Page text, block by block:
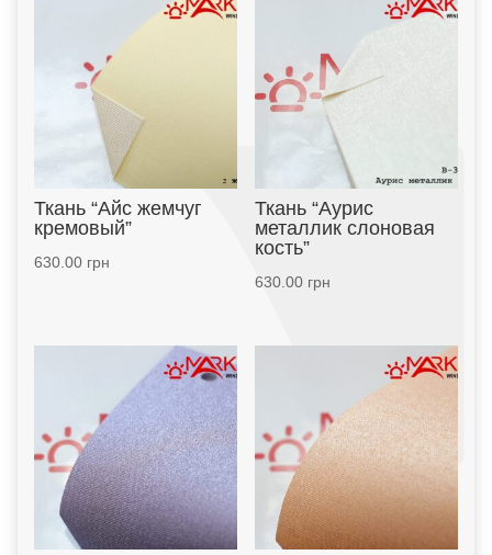
Ткань “Айс жемчуг
кремовый”
630.00грн
Ткань “Аурис
металлик слоновая
кость”
630.00грн